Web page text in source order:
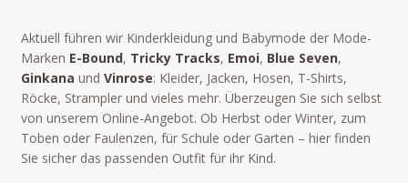
Aktuell führen wir Kinderkleidung und Babymode der Mode-
Marken E-Bound, Tricky Tracks, Emoi, Blue Seven,
Ginkana und Vinrose: Kleider, Jacken, Hosen, T-Shirts,
Röcke, Strampler und vieles mehr. Überzeugen Sie sich selbst
von unserem Online-Angebot. Ob Herbst oder Winter, zum
Toben oder Faulenzen, für Schule oder Garten – hier finden
Sie sicher das passenden Outfit für ihr Kind.